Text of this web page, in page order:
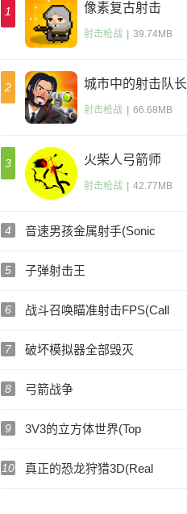
1
像素复古射击
(Shooty Quest)
射击枪战 39.74MB
2
城市中的射击队长
(Sniper Captain)
射击枪战 66.68MB
3 火柴人弓箭师
射击枪战 42.77MB
4
音速男孩金属射手(Sonic
5 子弹射击王
6
战斗召唤瞄准射击FPS(Call
7 破坏模拟器全部毁灭
8 弓箭战争
9
3V3的立方体世界(Top
10
真正的恐龙狩猎3D(Real